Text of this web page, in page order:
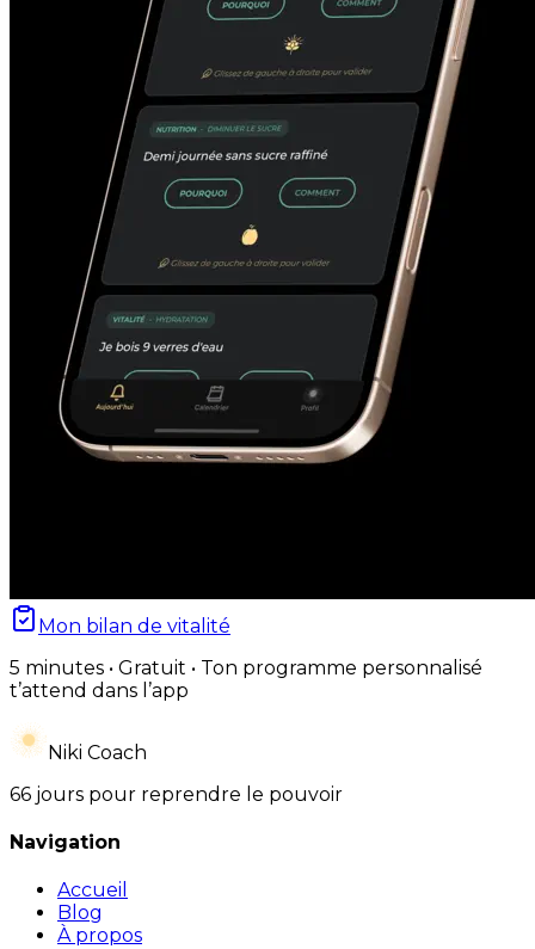
Mon bilan de vitalité
5 minutes • Gratuit • Ton programme personnalisé
t’attend dans l’app
Niki Coach
66 jours pour reprendre le pouvoir
Navigation
Accueil
Blog
À propos